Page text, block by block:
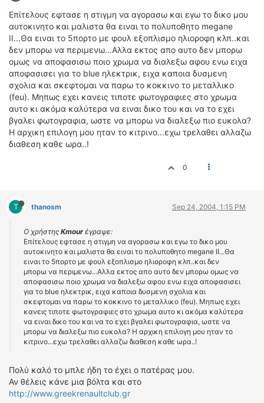
Επίτελους εφτασε η στιγμη να αγορασω και εγω το δικο μου
αυτοκινητο και μαλιστα θα ειναι το πολυποθητο megane
II...Θα ειναι το 5πορτο με φουλ εξοπλισμο ηλιοροφη κλπ..και
δεν μπορω να περιμενω...Αλλα εκτος απο αυτο δεν μπορω
ομως να αποφασισω ποιο χρωμα να διαλεξω αφου ενω ειχα
αποφασισει για το blue ηλεκτρικ, ειχα καποια δυσμενη
σχολια και σκεφτομαι να παρω το κοκκινο το μεταλλικο
(feu). Μηπως εχει κανεις τιποτε φωτογραφιες στο χρωμα
αυτο κι ακόμα καλύτερα να ειναι δικο του και να το εχει
βγαλει φωτογραφια, ωστε να μπορω να διαλεξω πιο ευκολα?
Η αρχικη επιλογη μου ηταν το κιτρινο...εχω τρελαθει αλλαζω
διαθεση καθε ωρα..!
0
T thanosm Sep 24, 2004, 1:15 PM
Ο χρήστης Kmour έγραψε:
Επίτελους εφτασε η στιγμη να αγορασω και εγω το δικο μου
αυτοκινητο και μαλιστα θα ειναι το πολυποθητο megane II...Θα
ειναι το 5πορτο με φουλ εξοπλισμο ηλιοροφη κλπ..και δεν
μπορω να περιμενω...Αλλα εκτος απο αυτο δεν μπορω ομως να
αποφασισω ποιο χρωμα να διαλεξω αφου ενω ειχα αποφασισει
για το blue ηλεκτρικ, ειχα καποια δυσμενη σχολια και
σκεφτομαι να παρω το κοκκινο το μεταλλικο (feu). Μηπως εχει
κανεις τιποτε φωτογραφιες στο χρωμα αυτο κι ακόμα καλύτερα
να ειναι δικο του και να το εχει βγαλει φωτογραφια, ωστε να
μπορω να διαλεξω πιο ευκολα? Η αρχικη επιλογη μου ηταν το
κιτρινο...εχω τρελαθει αλλαζω διαθεση καθε ωρα..!
Πολύ καλό το μπλε ήδη το έχει ο πατέρας μου.
Αν θέλεις κάνε μια βόλτα και στο
http://www.greekrenaultclub.gr
ΑΓΟΡΑ
ΠΡΟΣΦΟΡΕΣ
ΜΕΤΑΧΕΙΡΙΣΜΕΝΑ
2ΤΡΟΧΟΙ
ΟΔΗΓΟΥΜΕ
ΕΠΙΚΑΙΡΟΤΗΤΑ
ΑΓΩΝΕΣ